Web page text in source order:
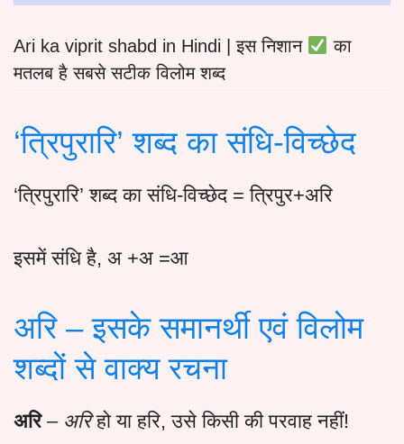
Ari ka viprit shabd in Hindi | इस निशान
का
मतलब है सबसे सटीक विलोम शब्द
‘त्रिपुरारि’ शब्द का संधि-विच्छेद
‘त्रिपुरारि’ शब्द का संधि-विच्छेद = त्रिपुर+अरि
इसमें संधि है, अ +अ =आ
अरि – इसके समानर्थी एवं विलोम
शब्दों से वाक्य रचना
अरि– अरिहो या हरि, उसे किसी की परवाह नहीं!